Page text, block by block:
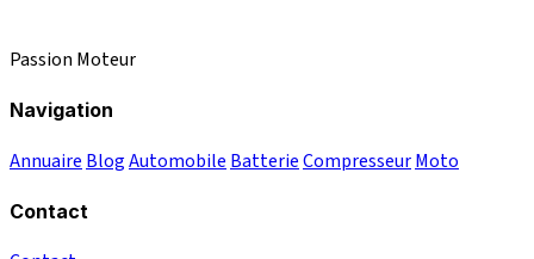
Passion Moteur
Navigation
Annuaire BlogAutomobile BatterieCompresseurMoto
Contact